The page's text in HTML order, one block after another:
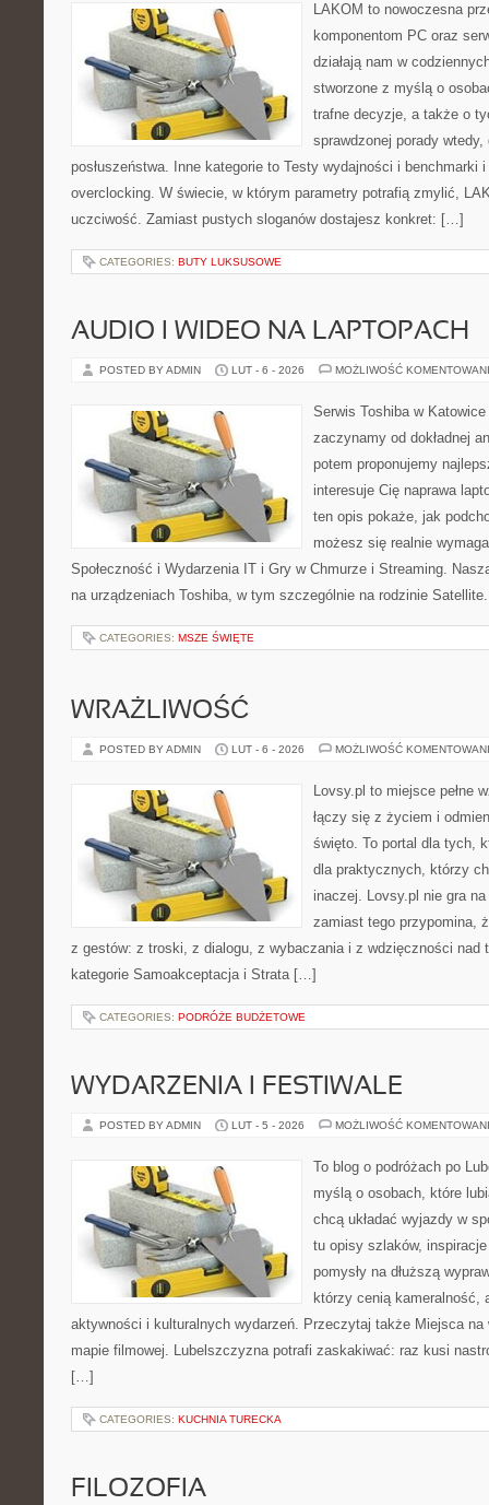
LAKOM to nowoczesna
komponentom PC oraz
działają nam w
stworzone z myślą o
trafne decyzje, a także o
sprawdzonej porady
posłuszeństwa. Inne kategorie to Testy wydajności i benchmarki
overclocking. W świecie, w którym parametry potrafią zmylić,
uczciwość. Zamiast pustych sloganów dostajesz konkret: […]
CATEGORIES: BUTY LUKSUSOWE
AUDIO I WIDEO NA LAPTOPACH
POSTED BY ADMIN LUT - 6 - 2026 MOŻLIWOŚĆ
Serwis Toshiba w
zaczynamy od dokładnej
potem proponujemy
interesuje Cię naprawa
ten opis pokaże, jak
możesz się realnie
Społeczność i Wydarzenia IT i Gry w Chmurze i Streaming.
na urządzeniach Toshiba, w tym szczególnie na rodzinie
CATEGORIES: MSZE ŚWIĘTE
WRAŻLIWOŚĆ
POSTED BY ADMIN LUT - 6 - 2026 MOŻLIWOŚĆ
Lovsy.pl to miejsce pełne
łączy się z życiem i
święto. To portal dla tych,
dla praktycznych, którzy
inaczej. Lovsy.pl nie gra
zamiast tego przypomina,
z gestów: z troski, z dialogu, z wybaczania i z wdzięczności nad
kategorie Samoakceptacja i Strata […]
CATEGORIES: PODRÓŻE BUDŻETOWE
WYDARZENIA I FESTIWALE
POSTED BY ADMIN LUT - 5 - 2026 MOŻLIWOŚĆ
To blog o podróżach po
myślą o osobach, które
chcą układać wyjazdy w
tu opisy szlaków,
pomysły na dłuższą
którzy cenią kameralność,
aktywności i kulturalnych wydarzeń. Przeczytaj także Miejsca na
mapie filmowej. Lubelszczyzna potrafi zaskakiwać: raz kusi
[…]
CATEGORIES: KUCHNIA TURECKA
FILOZOFIA